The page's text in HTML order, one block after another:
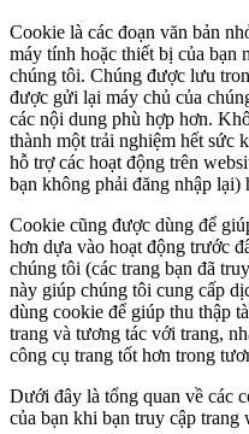
Cookie là các đoạn văn bản
máy tính hoặc thiết bị của bạn
chúng tôi. Chúng được lưu
được gửi lại máy chủ của
các nội dung phù hợp hơn.
thành một trải nghiệm hết sức
hỗ trợ các hoạt động trên
bạn không phải đăng nhập lại)
Cookie cũng được dùng để
hơn dựa vào hoạt động trước
chúng tôi (các trang bạn đã
này giúp chúng tôi cung cấp
dùng cookie để giúp thu thập
trang và tương tác với trang,
công cụ trang tốt hơn trong
Dưới đây là tổng quan về các
của bạn khi bạn truy cập trang